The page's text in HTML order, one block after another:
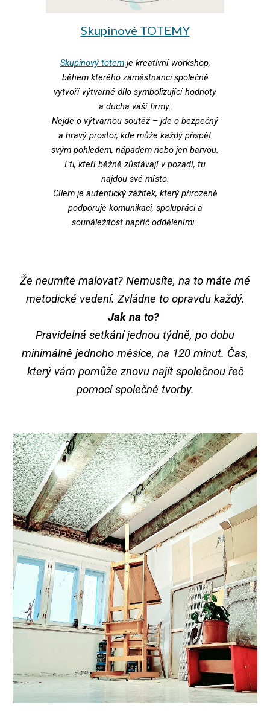
Skupinové TOTEMY
Skupinový totemje kreativní workshop,
během kterého zaměstnanci společně
vytvoří výtvarné dílo symbolizující hodnoty
a ducha vaší firmy.
Nejde o výtvarnou soutěž – jde o bezpečný
a hravý prostor, kde může každý přispět
svým pohledem, nápadem nebo jen barvou.
I ti, kteří běžně zůstávají v pozadí, tu
najdou své místo.
Cílem je autentický zážitek, který přirozeně
podporuje komunikaci, spolupráci a
sounáležitost napříč odděleními.
Že neumíte malovat? Nemusíte, na to máte mé
metodické vedení. Zvládne to opravdu každý.
Jak na to?
Pravidelná setkání jednou týdně, po dobu
minimálně jednoho měsíce, na 120 minut. Čas,
který vám pomůže znovu najít společnou řeč
pomocí společné tvorby.